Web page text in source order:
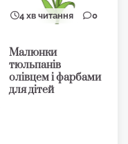
4 хв читання 0
Малюнки
тюльпанів
олівцем і фарбами
для дітей